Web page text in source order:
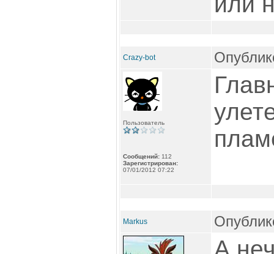
Crazy-bot
Пользователь
Сообщений: 112
Зарегистрирован:
07/01/2012 07:22
Markus